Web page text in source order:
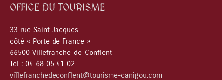
OFFICE DU TOURISME
33 rue Saint Jacques
côté « Porte de France »
66500 Villefranche-de-Conflent
Tel : 04 68 05 41 02
villefranchedeconflent@tourisme-canigou.com